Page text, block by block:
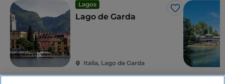
Lagos
Me gusta
Lago de Garda
Italia, Lago de Garda